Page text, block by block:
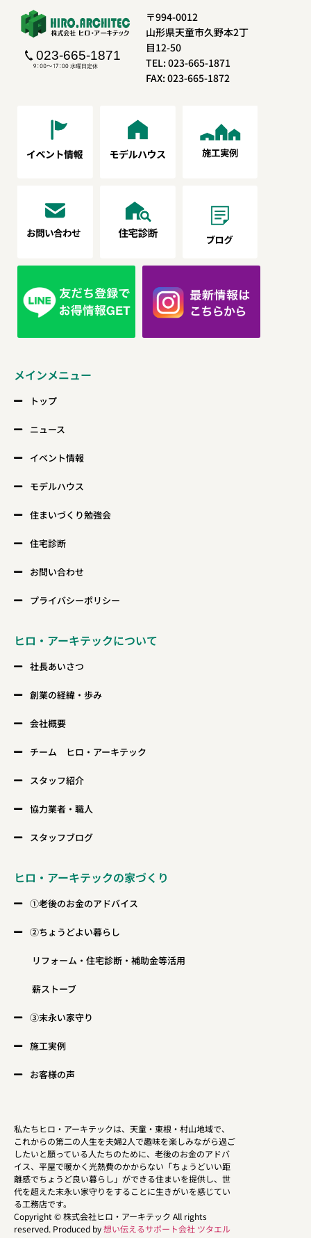
〒994-0012
山形県天童市久野本2丁
目12-50
TEL: 023-665-1871
FAX: 023-665-1872
メインメニュー
トップ
ニュース
イベント情報
モデルハウス
住まいづくり勉強会
住宅診断
お問い合わせ
プライバシーポリシー
ヒロ・アーキテックについて
社長あいさつ
創業の経緯・歩み
会社概要
チーム ヒロ・アーキテック
スタッフ紹介
協力業者・職人
スタッフブログ
ヒロ・アーキテックの家づくり
①老後のお金のアドバイス
②ちょうどよい暮らし
リフォーム・住宅診断・補助金等活用
薪ストーブ
③末永い家守り
施工実例
お客様の声
私たちヒロ・アーキテックは、天童・東根・村山地域で、
これからの第二の人生を夫婦2人で趣味を楽しみながら過ご
したいと願っている人たちのために、老後のお金のアドバ
イス、平屋で暖かく光熱費のかからない「ちょうどいい距
離感でちょうど良い暮らし」ができる住まいを提供し、世
代を超えた末永い家守りをすることに生きがいを感じてい
る工務店です。
Copyright © 株式会社ヒロ・アーキテック All rights
reserved. Produced by想い伝えるサポート会社 ツタエル